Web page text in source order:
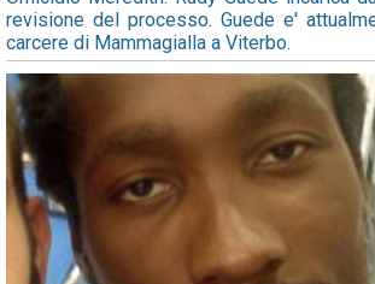
revisione del processo. Guede e'
carcere di Mammagialla a Viterbo.